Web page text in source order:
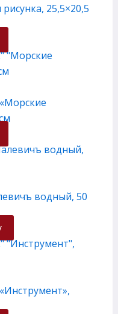
25,5×20,5
водный, 50